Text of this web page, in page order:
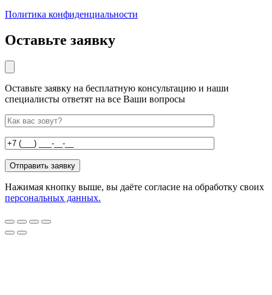
Политика конфиденциальности
Оставьте заявку
Оставьте заявку на бесплатную консультацию и наши
специалисты ответят на все Ваши вопросы
Нажимая кнопку выше, вы даёте согласие на обработку своих
персональных данных.